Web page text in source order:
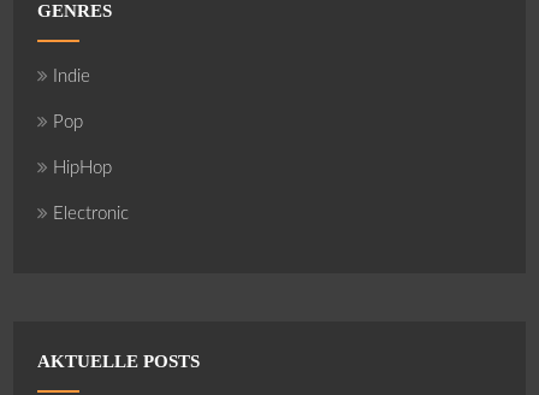
GENRES
Indie
Pop
HipHop
Electronic
AKTUELLE POSTS